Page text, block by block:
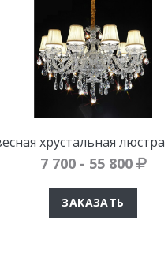
хрустальная
7 700 - 55 800
ЗАКАЗАТЬ